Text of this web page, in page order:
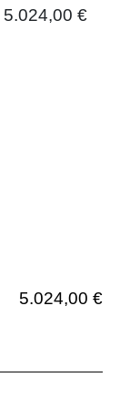
5.024,00 €
5.024,00 €